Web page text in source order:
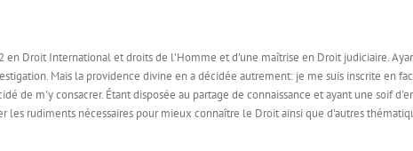
en Droit International et droits de l'Homme et d'une maîtrise en Droit judiciaire.
Mais la providence divine en a décidée autrement: je me suis inscrite en
de m'y consacrer. Étant disposée au partage de connaissance et ayant une soif
rudiments nécessaires pour mieux connaître le Droit ainsi que d'autres